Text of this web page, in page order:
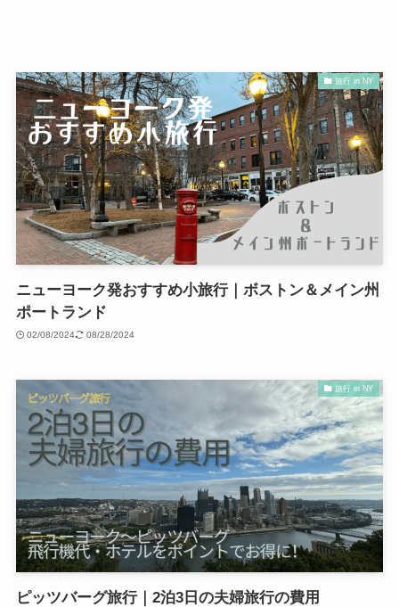
旅行 in NY
ニューヨーク発おすすめ小旅行｜ボストン＆メイン州
ポートランド
02/08/2024 08/28/2024
旅行 in NY
ピッツバーグ旅行｜2泊3日の夫婦旅行の費用